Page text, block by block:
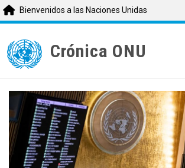
main
content
Bienvenidos a las Naciones Unidas
Crónica ONU